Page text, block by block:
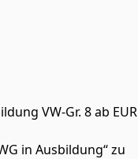
VW-Gr. 8 ab EUR
in Ausbildung“ zu